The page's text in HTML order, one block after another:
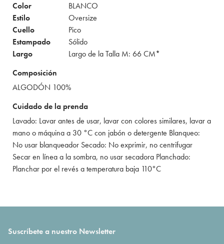
Color
BLANCO
Estilo
Oversize
Cuello
Pico
Estampado
Sólido
Largo
Largo de la Talla M: 66 CM*
Composición
ALGODÓN 100%
Cuidado de la prenda
Lavado: Lavar antes de usar, lavar con colores similares, lavar a
mano o máquina a 30 °C con jabón o detergente Blanqueo:
No usar blanqueador Secado: No exprimir, no centrifugar
Secar en línea a la sombra, no usar secadora Planchado:
Planchar por el revés a temperatura baja 110°C
Suscríbete a nuestro Newsletter